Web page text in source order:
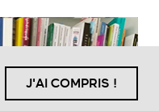
J'AI COMPRIS !